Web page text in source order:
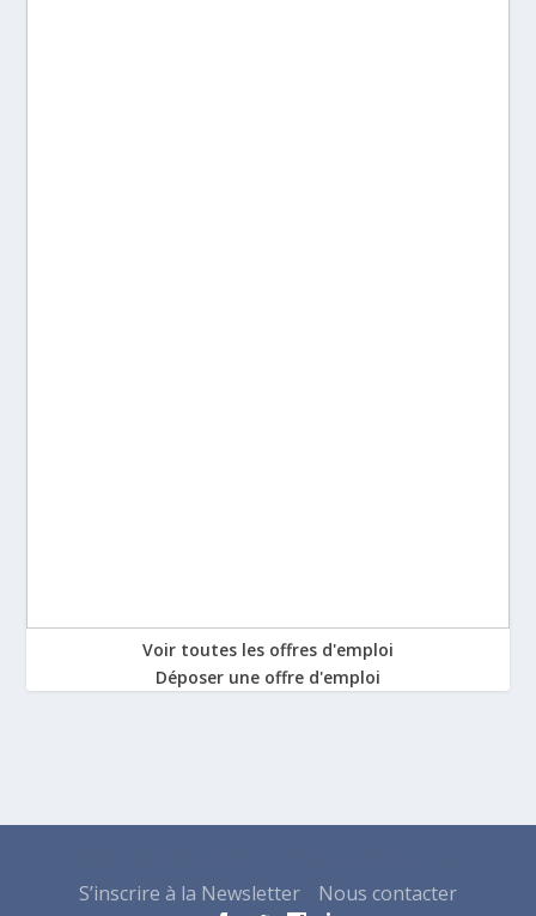
Voir toutes les offres d'emploi
Déposer une offre d'emploi
S’inscrire à la Newsletter Nous contacter